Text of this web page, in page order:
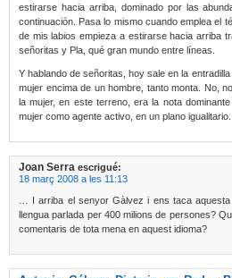
estirarse hacia arriba, dominado por las
continuación. Pasa lo mismo cuando emplea el
de mis labios empieza a estirarse hacia arriba
señoritas y Pla, qué gran mundo entre líneas.
Y hablando de señoritas, hoy sale en la
mujer encima de un hombre, tanto monta. No,
la mujer, en este terreno, era la nota
mujer como agente activo, en un plano
Joan Serra escrigué:
18 març 2008 a les 11:13
… I arriba el senyor Gàlvez i ens taca
llengua parlada per 400 milions de persones?
comentaris de tota mena en aquest idioma?